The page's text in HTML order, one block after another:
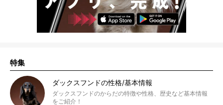
特集
ダックスフンドの性格/基本情報
ダックスフンドのからだの特徴や性格、歴史など基本情報
をご紹介！